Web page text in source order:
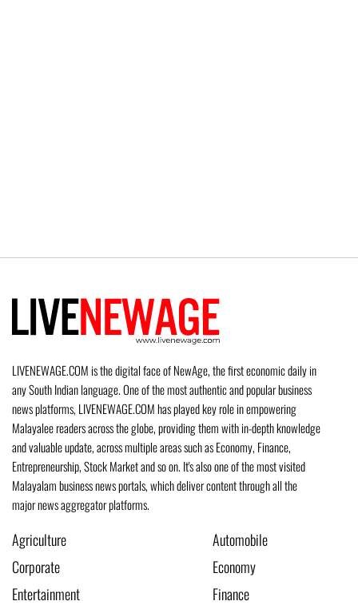
LIVENEWAGE.COM is the digital face of NewAge, the first economic daily in
any South Indian language. One of the most authentic and popular business
news platforms, LIVENEWAGE.COM has played key role in empowering
Malayalee readers across the globe, providing them with in-depth knowledge
and valuable update, across multiple areas such as Economy, Finance,
Entrepreneurship, Stock Market and so on. It's also one of the most visited
Malayalam business news portals, which deliver content through all the
major news aggregator platforms.
Agriculture
Automobile
Corporate
Economy
Entertainment
Finance